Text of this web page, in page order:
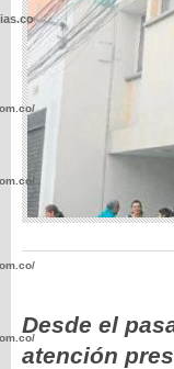
Desde el
atención
wp-
wp-
wp-
wp-
wp-